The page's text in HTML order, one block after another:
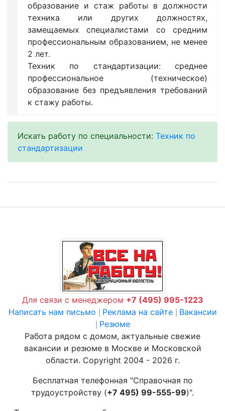
образование и стаж работы в должности
техника или других должностях,
замещаемых специалистами со средним
профессиональным образованием, не менее
2 лет.
Техник по стандартизации: среднее
профессиональное (техническое)
образование без предъявления требований
к стажу работы.
Искать работу по специальности: Техник по
стандартизации
Для связи с менеджером +7 (495) 995-1223
Написать нам письмо
Реклама на сайте Вакансии
Резюме
Работа рядом с домом, актуальные свежие
вакансии и резюме в Москве и Московской
области. Copyright 2004 - 2026 г.
Бесплатная телефонная "Справочная по
трудоустройству (+7 495) 99-555-99)".